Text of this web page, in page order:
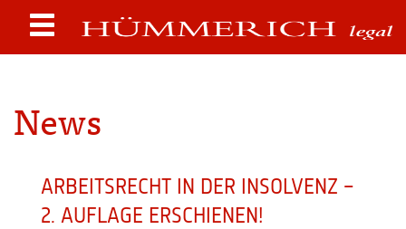
News
ARBEITSRECHT IN DER INSOLVENZ –
2. AUFLAGE ERSCHIENEN!